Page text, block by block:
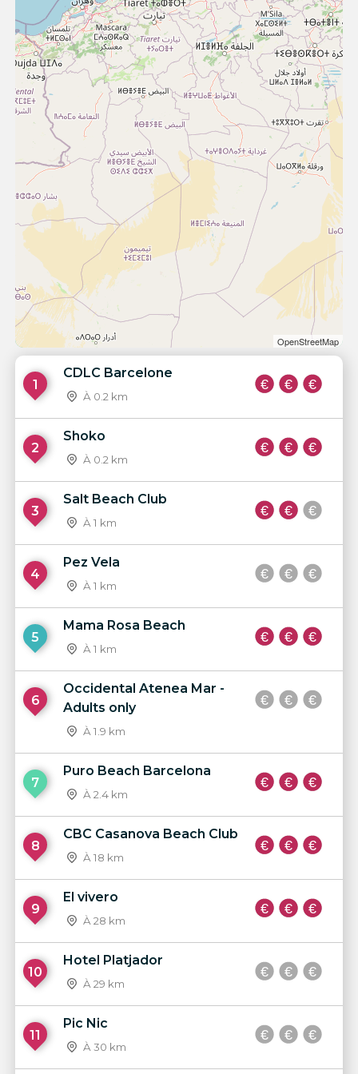
OpenStreetMap
1
CDLC Barcelone
À 0.2 km
2
Shoko
À 0.2 km
3
Salt Beach Club
À 1 km
4
Pez Vela
À 1 km
5
Mama Rosa Beach
À 1 km
6
Occidental Atenea Mar -
Adults only
À 1.9 km
7
Puro Beach Barcelona
À 2.4 km
8
CBC Casanova Beach Club
À 18 km
9
El vivero
À 28 km
10
Hotel Platjador
À 29 km
11
Pic Nic
À 30 km